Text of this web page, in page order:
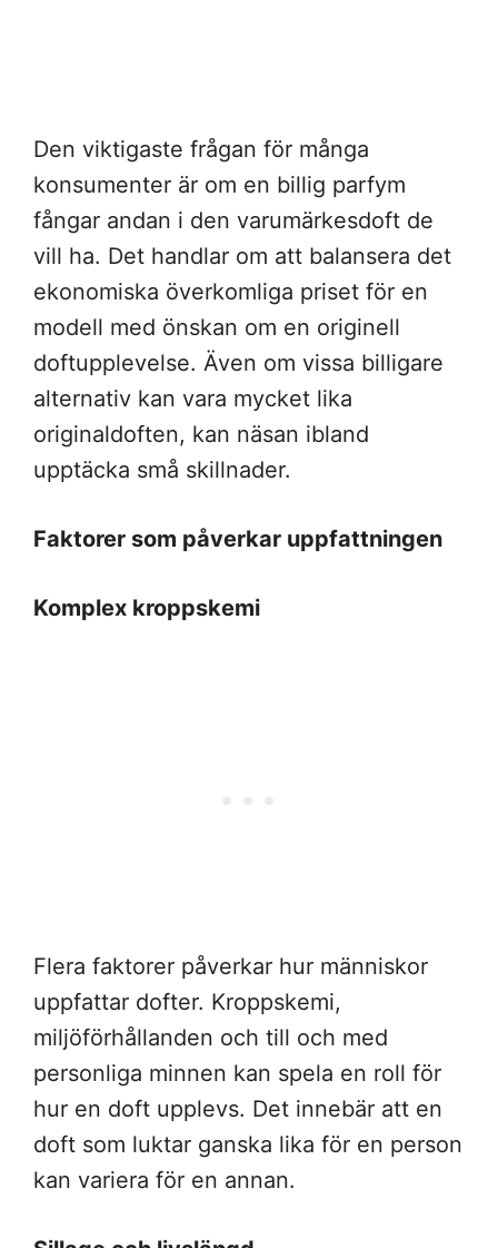
Den viktigaste frågan för många
konsumenter är om en billig parfym
fångar andan i den varumärkesdoft de
vill ha. Det handlar om att balansera det
ekonomiska överkomliga priset för en
modell med önskan om en originell
doftupplevelse. Även om vissa billigare
alternativ kan vara mycket lika
originaldoften, kan näsan ibland
upptäcka små skillnader.
Faktorer som påverkar uppfattningen
Komplex kroppskemi
Flera faktorer påverkar hur människor
uppfattar dofter. Kroppskemi,
miljöförhållanden och till och med
personliga minnen kan spela en roll för
hur en doft upplevs. Det innebär att en
doft som luktar ganska lika för en person
kan variera för en annan.